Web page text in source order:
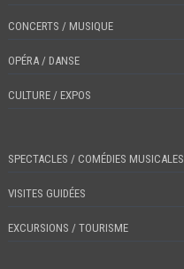
CONCERTS / MUSIQUE
OPÉRA / DANSE
CULTURE / EXPOS
SPECTACLES / COMÉDIES MUSICALES
VISITES GUIDÉES
EXCURSIONS / TOURISME